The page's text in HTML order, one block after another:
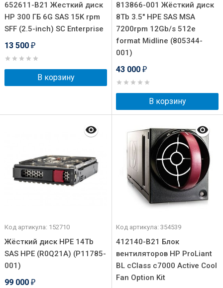
652611-B21 Жесткий диск
HP 300 ГБ 6G SAS 15K rpm
SFF (2.5-inch) SC Enterprise
13 500 ₽
В корзину
813866-001 Жёсткий диск
8Tb 3.5" HPE SAS MSA
7200rpm 12Gb/s 512e
format Midline (805344-
001)
43 000 ₽
В корзину
Код артикула: 152710
Жёсткий диск HPE 14Tb
SAS HPE (R0Q21A) (P11785-
001)
99 000 ₽
Код артикула: 354539
412140-B21 Блок
вентиляторов HP ProLiant
BL cClass c7000 Active Cool
Fan Option Kit